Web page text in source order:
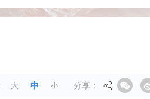
大 中 小 分享：